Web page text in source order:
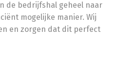
de bedrijfshal geheel naar
mogelijke manier. Wij
en zorgen dat dit perfect